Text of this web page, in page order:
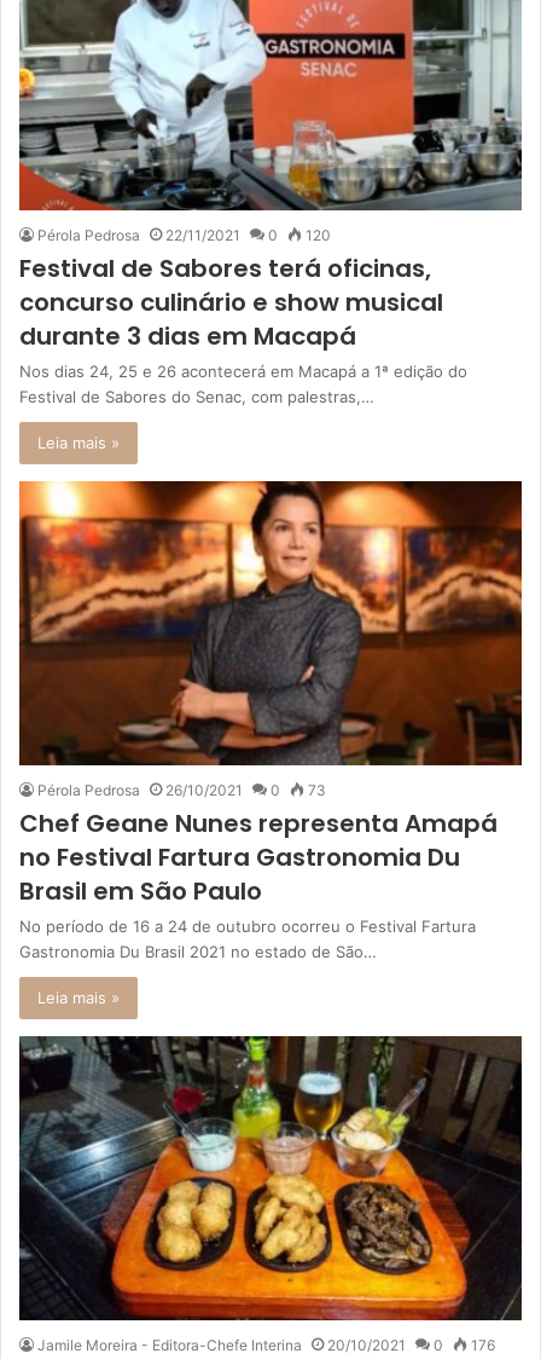
Pérola Pedrosa 22/11/2021 0 120
Festival de Sabores terá oficinas,
concurso culinário e show musical
durante 3 dias em Macapá
Nos dias 24, 25 e 26 acontecerá em Macapá a 1ª edição do
Festival de Sabores do Senac, com palestras,…
Leia mais »
Pérola Pedrosa 26/10/2021 0 73
Chef Geane Nunes representa Amapá
no Festival Fartura Gastronomia Du
Brasil em São Paulo
No período de 16 a 24 de outubro ocorreu o Festival Fartura
Gastronomia Du Brasil 2021 no estado de São…
Leia mais »
Jamile Moreira - Editora-Chefe Interina 20/10/2021 0 176